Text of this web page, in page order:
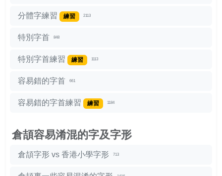
分體字練習 練習 2113
特別字首 848
特別字首練習 練習 1113
容易錯的字首 661
容易錯的字首練習 練習 1184
倉頡容易淆混的字及字形
倉頡字形 vs 香港小學字形 713